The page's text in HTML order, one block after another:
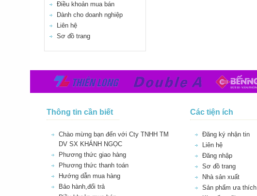
Điều khoản mua bán
Dành cho doanh nghiệp
Liên hệ
Sơ đồ trang
Thông tin cần biết
Chào mừng bạn đến với Cty TNHH TM
DV SX KHÁNH NGỌC
Phương thức giao hàng
Phương thức thanh toán
Hướng dẫn mua hàng
Bảo hành,đổi trả
Các tiện ích
Đăng ký nhận tin
Liên hệ
Đăng nhập
Sơ đồ trang
Nhà sản xuất
Sản phẩm ưa thích